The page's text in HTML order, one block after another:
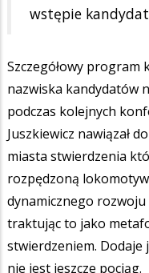
wstępie
Szczegółowy program
nazwiska kandydatów
podczas kolejnych
Juszkiewicz nawiązał
miasta stwierdzenia
rozpędzoną
dynamicznego rozwoju
traktując to jako
stwierdzeniem. Dodaje
nie jest jeszcze pociąg.